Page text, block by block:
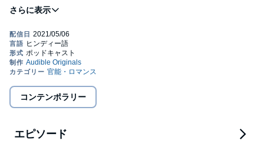
asal mein hamare khoye hue - din, mohalle, shehar, galiyan aur
sadkein hain. Yadon ki galiyon ke pass se guzarti hui ek pagdandi
purani black and white tasveerein hain, lambe befikra din hain,
raat se lambi batein hain. Toh aaiye apni routine life se ek non
commercial break lete hain aur chalte hain
pagdandi par.
vyakityon, vyavsaayon, sthaanon ya ghatnaayon ke saath koi bhi
samaanta maatr sanyog hai. Iss show ka uddyeshya kisi vyakti,
sansthan, jaati, samudaay, nasl ya dharm ko thes pahunchaana
ya badnaam karna ya kisi sansthan ya jeevit ya mrit vyakti ko
badnaam karna nahin hai. Shrotaaon ko apne vivek ka istemaal
karne ki bharpur salaah di jaati hai.
©2021 Audible Singapore Private Limited (P)2021 Audible
コンテンポラリー
エピソード